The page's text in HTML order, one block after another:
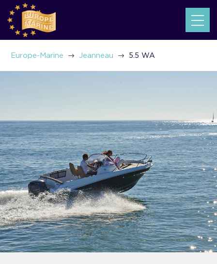
5.5 WA
Europe-Marine $ Jeanneau $ 5.5 WA